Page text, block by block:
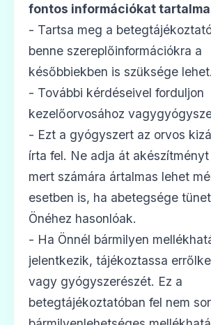
fontos információkat
- Tartsa meg a
benne szereplőinformációkra a
későbbiekben is szüksége lehet.
- További kérdéseivel forduljon
kezelőorvosához
- Ezt a gyógyszert az orvos
írta fel. Ne adja át
mert számára ártalmas lehet
esetben is, ha abetegsége
Önéhez hasonlóak.
- Ha Önnél bármilyen
jelentkezik, tájékoztassa
vagy gyógyszerészét. Ez a
betegtájékoztatóban fel nem